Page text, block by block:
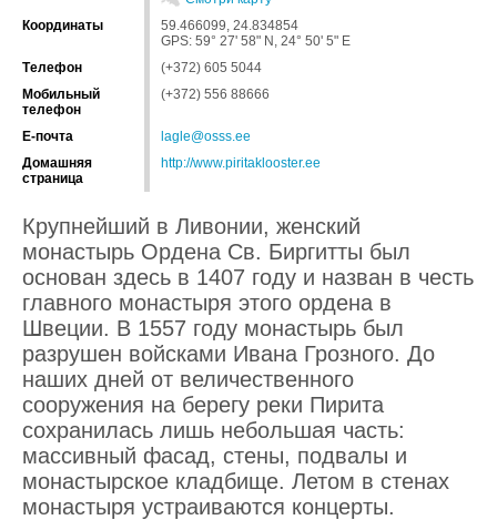
Координаты
59.466099, 24.834854
GPS: 59° 27' 58" N, 24° 50' 5" E
Tелефон
(+372) 605 5044
Мобильный
телефон
(+372) 556 88666
Е-почта
lagle@osss.ee
Домашняя
страница
http://www.piritaklooster.ee
Крупнейший в Ливонии, женский
монастырь Ордена Св. Биргитты был
основан здесь в 1407 году и назван в честь
главного монастыря этого ордена в
Швеции. В 1557 году монастырь был
разрушен войсками Ивана Грозного. До
наших дней от величественного
сооружения на берегу реки Пирита
сохранилась лишь небольшая часть:
массивный фасад, стены, подвалы и
монастырское кладбище. Летом в стенах
монастыря устраиваются концерты.